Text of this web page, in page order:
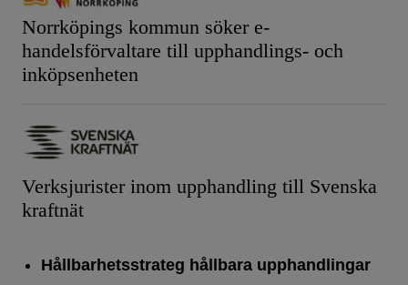
Norrköpings kommun söker e-
handelsförvaltare till upphandlings- och
inköpsenheten
Verksjurister inom upphandling till Svenska
kraftnät
Hållbarhetsstrateg hållbara upphandlingar